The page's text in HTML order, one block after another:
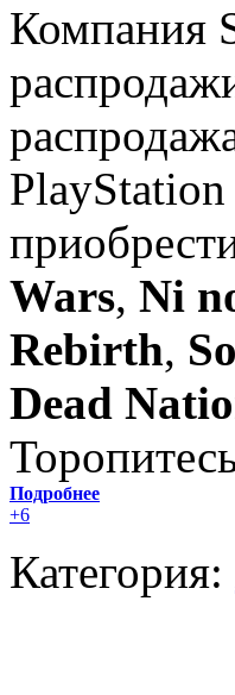
Компания
Wars, Ni
Rebirth,
Dead
Подробнее
+6
Категория: